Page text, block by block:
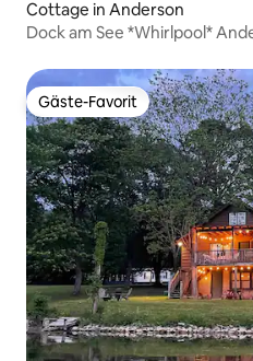
Cottage in Anderson
Dock am See *Whirlpool*
Gäste-Favorit
Gäste-Favorit